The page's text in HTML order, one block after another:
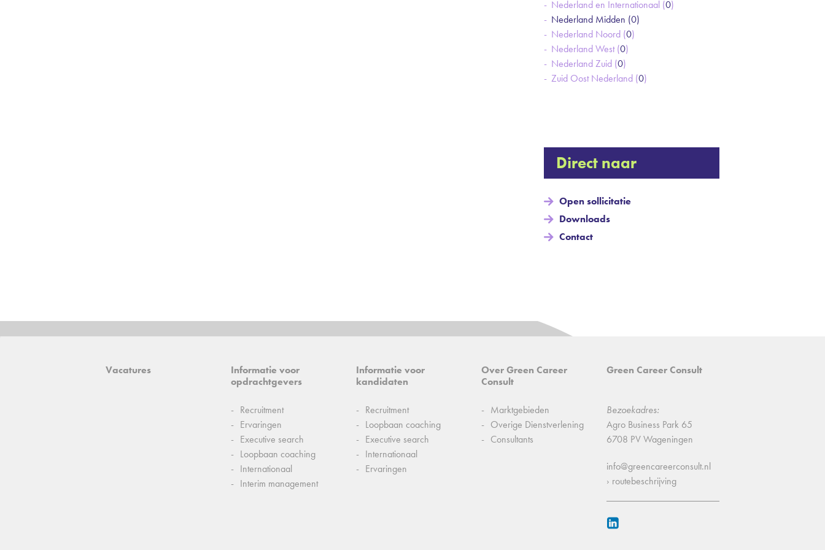
Nederland en Internationaal (0)
Nederland Midden (0)
Nederland Noord (0)
Nederland West (0)
Nederland Zuid (0)
Zuid Oost Nederland (0)
Direct naar
Open sollicitatie
Downloads
Contact
Vacatures
Informatie voor
opdrachtgevers
Recruitment
Ervaringen
Executive search
Loopbaan coaching
Internationaal
Interim management
Informatie voor
kandidaten
Recruitment
Loopbaan coaching
Executive search
Internationaal
Ervaringen
Over Green Career
Consult
Marktgebieden
Overige Dienstverlening
Consultants
Green Career Consult
Bezoekadres:
Agro Business Park 65
6708 PV Wageningen
info@greencareerconsult.nl
› routebeschrijving